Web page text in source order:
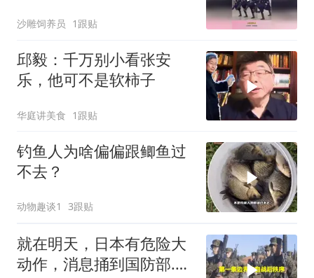
沙雕饲养员 1跟贴
邱毅：千万别小看张安
乐，他可不是软柿子
华庭讲美食 1跟贴
钓鱼人为啥偏偏跟鲫鱼过
不去？
动物趣谈1 3跟贴
就在明天，日本有危险大
动作，消息捅到国防部.中